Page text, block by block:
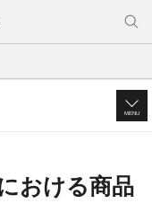
MENU
おける商品